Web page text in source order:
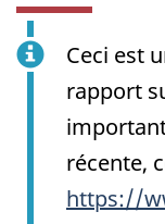
Ceci est
rapport
récente,
https://